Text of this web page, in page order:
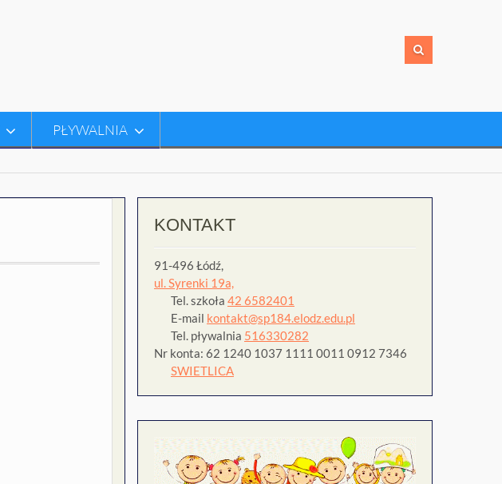
PŁYWALNIA
KONTAKT
91-496 Łódź,
ul. Syrenki 19a,
Tel. szkoła 42 6582401
E-mail kontakt@sp184.elodz.edu.pl
Tel. pływalnia 516330282
Nr konta: 62 1240 1037 1111 0011 0912 7346
SWIETLICA